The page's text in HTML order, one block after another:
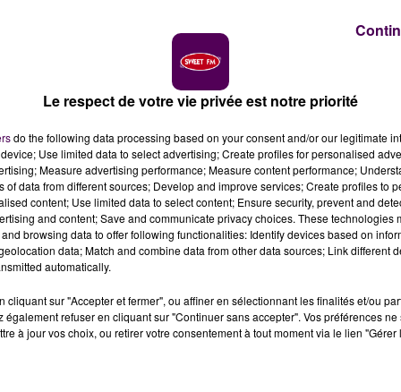
le 27 août
hippique à Craon, auront une saveur particulière
afin d'accueillir le public dans le respect
les Trois Glorieuses avec l’enthousiasme
des Courses de Craon ce mercredi 19 août. Pour le
craonnais se sont dséroulées à huis clos.
les organisateurs espèrent pouvoir accueillir
la situation de la pandémie et du bon vouloir du
Une réunion sera justement organisée le jeudi 27 août
Le respect de votre vie privée est notre priorité
do the following data processing based on your consent and/or our legitimate
Use limited data to select advertising; Create profiles for personalised
Measure advertising performance; Measure content performance;
of data from different sources; Develop and improve services; Create profiles to
content; Use limited data to select content; Ensure security, prevent and
and content; Save and communicate privacy choices. These technologies
browsing data to offer following functionalities: Identify devices based on
data; Match and combine data from other data sources; Link different
automatically.
cliquant sur "Accepter et fermer", ou affiner en sélectionnant les finalités et/ou
également refuser en cliquant sur "Continuer sans accepter". Vos préférences
à jour vos choix, ou retirer votre consentement à tout moment via le lien